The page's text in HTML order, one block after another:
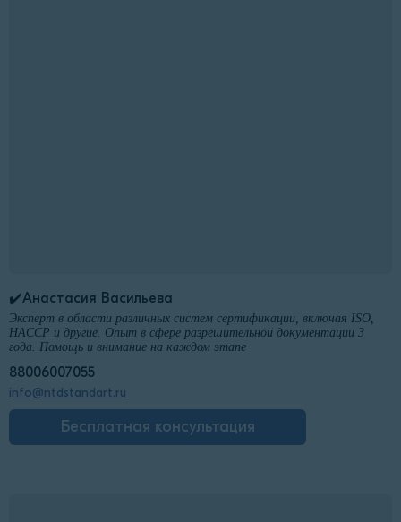
✔️Анастасия Васильева
Эксперт в области различных систем сертификации, включая ISO,
HACCP и другие. Опыт в сфере разрешительной документации 3
года. Помощь и внимание на каждом этапе
88006007055
info@ntdstandart.ru
Бесплатная консультация